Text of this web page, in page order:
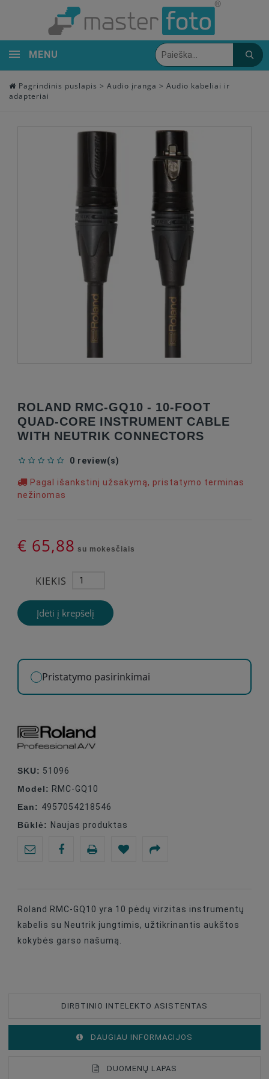
MENU
Pagrindinis puslapis > Audio įranga > Audio kabeliai ir
adapteriai
ROLAND RMC-GQ10 - 10-FOOT
QUAD-CORE INSTRUMENT CABLE
WITH NEUTRIK CONNECTORS
0 review(s)
Pagal išankstinį užsakymą, pristatymo terminas
nežinomas
€ 65,88 su mokesčiais
KIEKIS
Įdėti į krepšelį
Pristatymo pasirinkimai
SKU: 51096
Model: RMC-GQ10
Ean: 4957054218546
Būklė: Naujas produktas
Roland RMC-GQ10 yra 10 pėdų virzitas instrumentų
kabelis su Neutrik jungtimis, užtikrinantis aukštos
kokybės garso našumą.
DIRBTINIO INTELEKTO ASISTENTAS
DAUGIAU INFORMACIJOS
DUOMENŲ LAPAS